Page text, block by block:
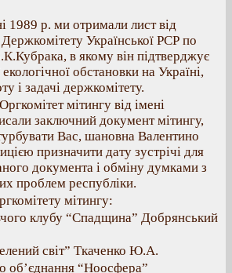
1989 р. ми отримали лист від
Української РСР по
в якому він підтверджує
обстановки на Україні,
і задачі держкомітету.
мітингу від імені
заключний документ мітингу,
Вас, шановна Валентино
призначити дату зустрічі для
документа і обміну думками з
проблем республіки.
мітингу:
клубу “Спадщина” Добрянський
світ” Ткаченко Ю.А.
об’єднання “Ноосфера”